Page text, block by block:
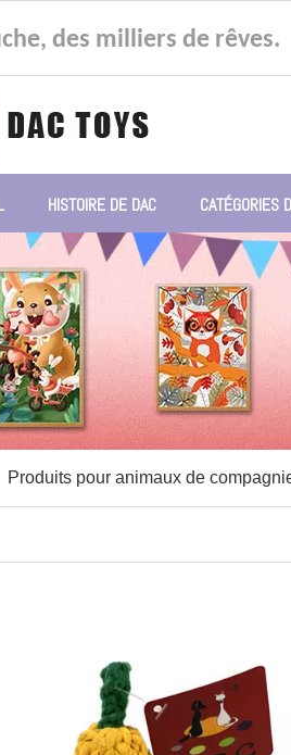
des milliers de rêves.
HISTOIRE DE DAC CATÉGORIES
Produits pour animaux de